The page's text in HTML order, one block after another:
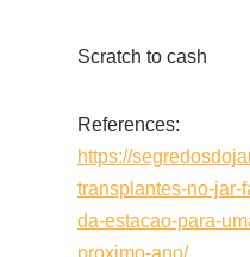
Scratch to cash
References:
https://
transplantes-no-jar-
da-estacao-para-
proximo-ano/